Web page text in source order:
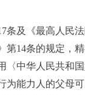
条及《最高人民
第14条的规定，
〈中华人民共和
为能力人的父母